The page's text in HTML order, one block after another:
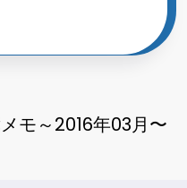
モ～2016年03月〜